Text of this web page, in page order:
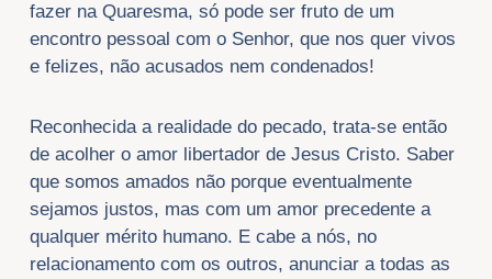
fazer na Quaresma, só pode ser fruto de um
encontro pessoal com o Senhor, que nos quer vivos
e felizes, não acusados nem condenados!
Reconhecida a realidade do pecado, trata-se então
de acolher o amor libertador de Jesus Cristo. Saber
que somos amados não porque eventualmente
sejamos justos, mas com um amor precedente a
qualquer mérito humano. E cabe a nós, no
relacionamento com os outros, anunciar a todas as